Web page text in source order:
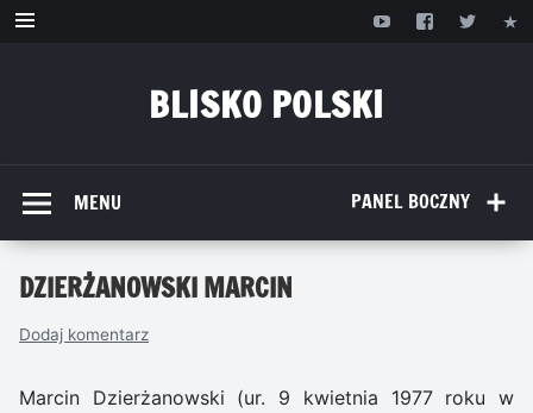
Przejdź
BLISKO POLSKI
PANEL BOCZNY
MENU
DZIERŻANOWSKI MARCIN
Dodaj komentarz
Marcin Dzierżanowski (ur. 9 kwietnia 1977 roku w